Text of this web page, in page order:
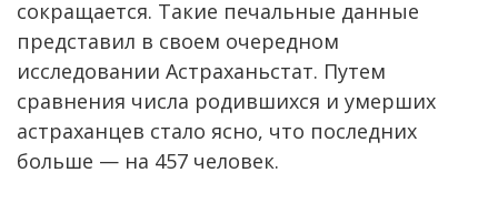
сокращается. Такие печальные данные
представил в своем очередном
исследовании Астраханьстат. Путем
сравнения числа родившихся и умерших
астраханцев стало ясно, что последних
больше — на 457 человек.